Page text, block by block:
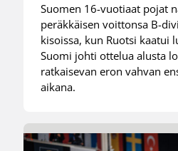
Suomen 16-vuotiaat pojat
peräkkäisen voittonsa B-
kisoissa, kun Ruotsi kaatui
Suomi johti ottelua alusta
ratkaisevan eron vahvan
aikana.